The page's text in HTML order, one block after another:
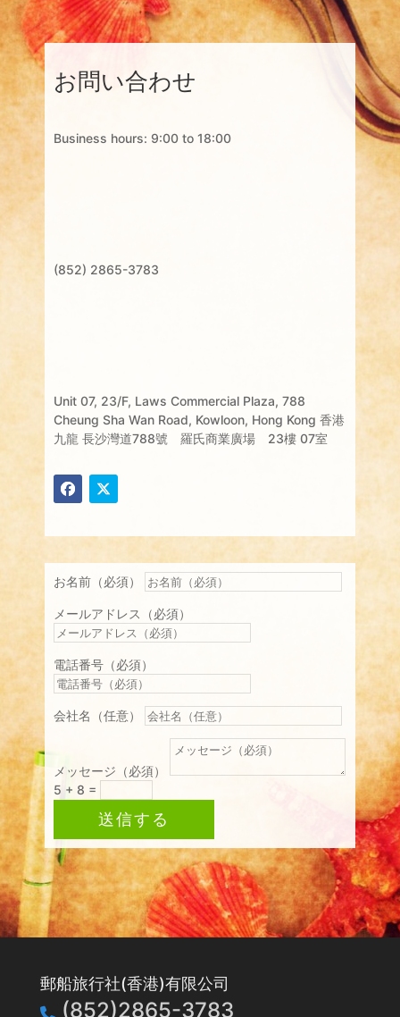
お問い合わせ
Business hours: 9:00 to 18:00
(852) 2865-3783
Unit 07, 23/F, Laws Commercial Plaza, 788
Cheung Sha Wan Road, Kowloon, Hong Kong 香港
九龍 長沙灣道788號 羅氏商業廣場 23樓 07室
お名前（必須）
メールアドレス（必須）
電話番号（必須）
会社名（任意）
メッセージ（必須）
5 + 8 =
送信する
郵船旅行社(香港)有限公司
(852)2865-3783